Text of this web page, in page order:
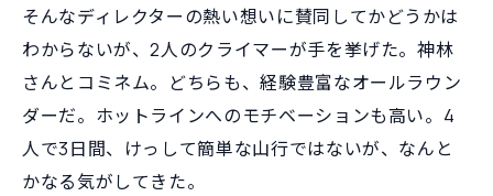
そんなディレクターの熱い想いに賛同してかどうかは
わからないが、2人のクライマーが手を挙げた。神林
さんとコミネム。どちらも、経験豊富なオールラウン
ダーだ。ホットラインへのモチベーションも高い。4
人で3日間、けっして簡単な山行ではないが、なんと
かなる気がしてきた。